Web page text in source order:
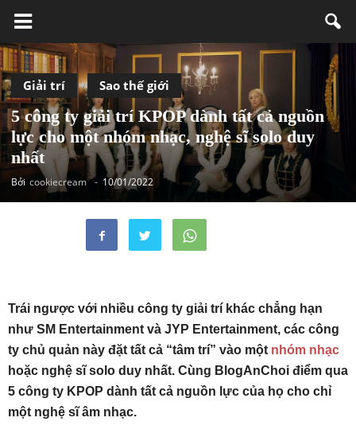
Giải trí Sao thế giới
5 công ty giải trí KPOP dành tất cả nguồn
lực cho một nhóm nhạc, nghệ sĩ solo duy
nhất
Bởi cookiecream - 10/01/2022
Trái ngược với nhiều công ty giải trí khác chẳng hạn
như SM Entertainment và JYP Entertainment, các công
ty chủ quản này đặt tất cả “tâm trí” vào một nhóm nhạc
hoặc nghệ sĩ solo duy nhất. Cùng BlogAnChoi điểm qua
5 công ty KPOP dành tất cả nguồn lực của họ cho chỉ
một nghệ sĩ âm nhạc.